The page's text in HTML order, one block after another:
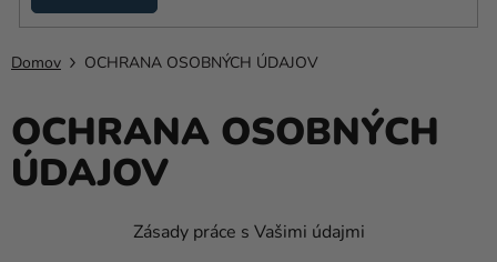
stany
Kanekalon
Hélium
a
balóny
Domov OCHRANA OSOBNÝCH ÚDAJOV
OCHRANA OSOBNÝCH
ÚDAJOV
Zásady práce s Vašimi údajmi